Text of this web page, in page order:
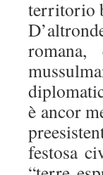
territorio
romana,
è ancor
festosa